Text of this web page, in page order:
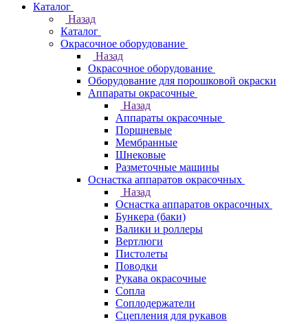
Каталог
Назад
Каталог
Окрасочное оборудование
Назад
Окрасочное оборудование
Оборудование для порошковой окраски
Аппараты окрасочные
Назад
Аппараты окрасочные
Поршневые
Мембранные
Шнековые
Разметочные машины
Оснастка аппаратов окрасочных
Назад
Оснастка аппаратов окрасочных
Бункера (баки)
Валики и роллеры
Вертлюги
Пистолеты
Поводки
Рукава окрасочные
Сопла
Соплодержатели
Сцепления для рукавов